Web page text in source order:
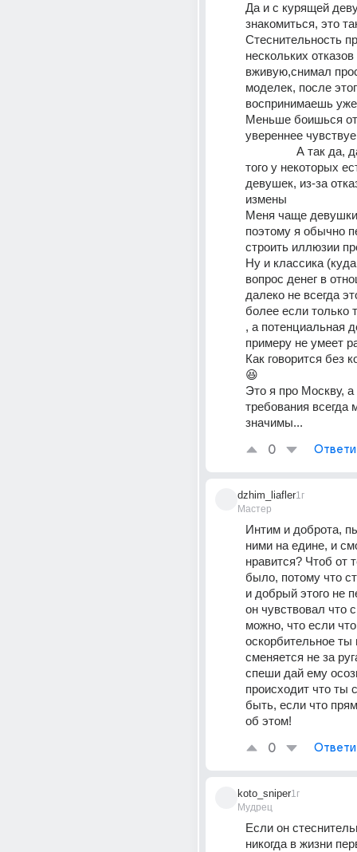
Да и с курящей
знакомиться, это
Стеснительность
нескольких отказов
вживую,снимал
моделек, после
воспринимаешь
Меньше боишься
увереннее
того у некоторых
девушек, из-за
измены
Меня чаще
поэтому я обычно
строить иллюзии
Ну и классика
вопрос денег в
далеко не всегда
более если только
, а потенциальная
примеру не умеет
Как говорится без
😆
Это я про Москву,
требования всегда
значимы...
0
dzhim_liafler
Мастер
1г
Интим и доброта,
ними на едине, и
нравится? Чтоб от
было, потому что
и добрый этого не
он чувствовал что
можно, что если
оскорбительное ты
сменяется не за
спеши дай ему
происходит что ты
быть, если что
об этом!
0
koto_sniper
Мудрец
1г
Если он
никогда в жизни